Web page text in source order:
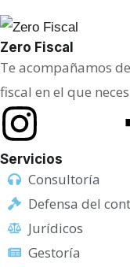
C
o
r
r
e
o
Zero Fiscal
Te acompañamos
fiscal en el que
Servicios
Consultoría
Defensa del
Jurídicos
Gestoría